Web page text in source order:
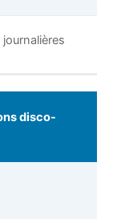
disco-